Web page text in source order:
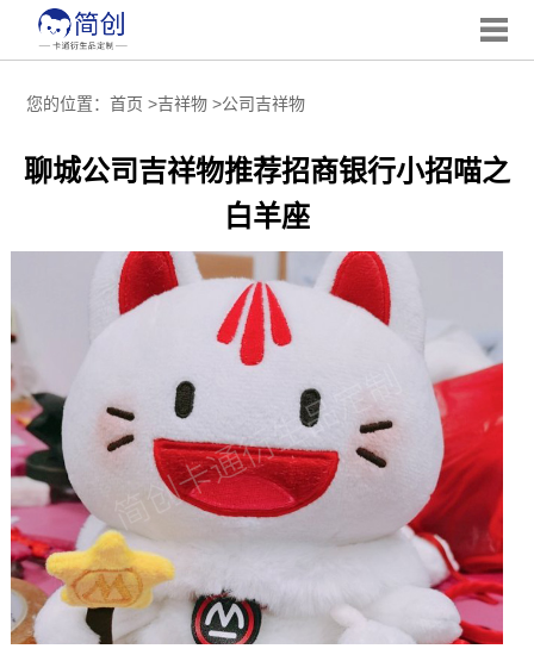
您的位置： 首页 >吉祥物>公司吉祥物
聊城公司吉祥物推荐招商银行小招喵之
白羊座